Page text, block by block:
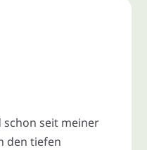
schon seit meiner
den tiefen